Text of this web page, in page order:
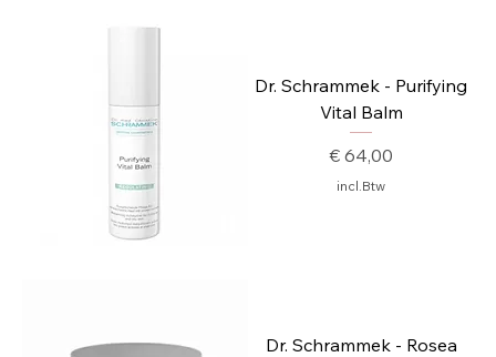
Dr. Schrammek - Purifying
Vital Balm
Prijs
€ 64,00
incl.Btw
Dr. Schrammek - Rosea